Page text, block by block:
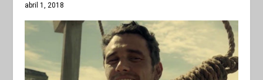
abril 1, 2018